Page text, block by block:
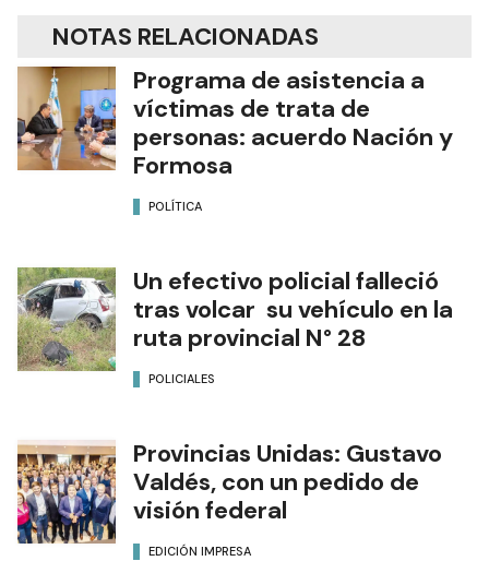
NOTAS RELACIONADAS
Programa de asistencia a
víctimas de trata de
personas: acuerdo Nación y
Formosa
POLÍTICA
Un efectivo policial falleció
tras volcar su vehículo en la
ruta provincial N° 28
POLICIALES
Provincias Unidas: Gustavo
Valdés, con un pedido de
visión federal
EDICIÓN IMPRESA